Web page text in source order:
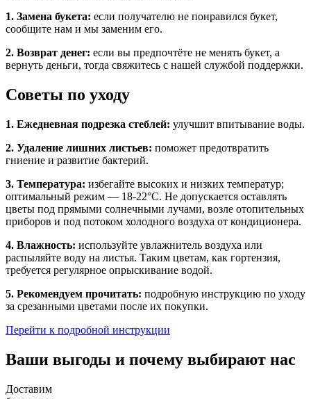
1. Замена букета: если получателю не понравился букет,
сообщите нам и мы заменим его.
2. Возврат денег: если вы предпочтёте не менять букет, а
вернуть деньги, тогда свяжитесь с нашей службой поддержки.
Советы по уходу
1. Ежедневная подрезка стеблей: улучшит впитывание воды.
2. Удаление лишних листьев: поможет предотвратить
гниение и развитие бактерий.
3. Температура: избегайте высоких и низких температур;
оптимальный режим — 18-22°C. Не допускается оставлять
цветы под прямыми солнечными лучами, возле отопительных
приборов и под потоком холодного воздуха от кондиционера.
4. Влажность: используйте увлажнитель воздуха или
распыляйте воду на листья. Таким цветам, как гортензия,
требуется регулярное опрыскивание водой.
5. Рекомендуем прочитать: подробную инструкцию по уходу
за срезанными цветами после их покупки.
Перейти к подробной инструкции
Ваши выгоды и почему выбирают нас
Доставим